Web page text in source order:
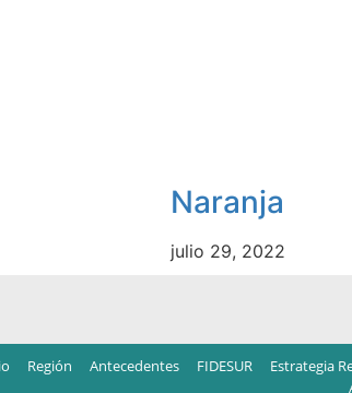
Naranja
julio 29, 2022
Región Antecedentes FIDESUR Estrategia